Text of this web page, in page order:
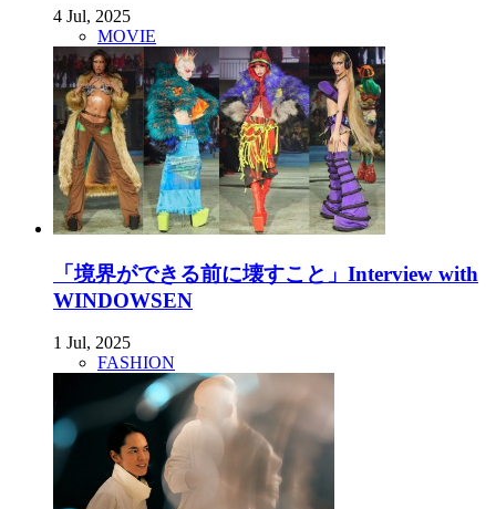
4 Jul, 2025
MOVIE
「境界ができる前に壊すこと」Interview with
WINDOWSEN
1 Jul, 2025
FASHION